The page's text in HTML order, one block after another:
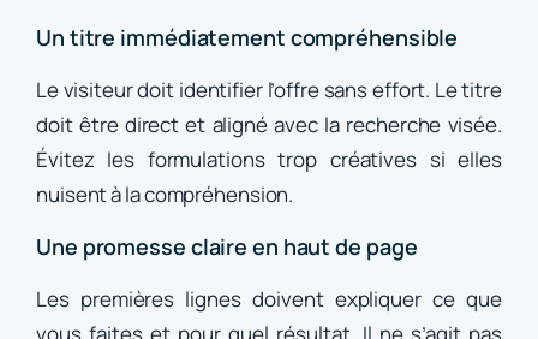
Un titre immédiatement compréhensible
Le visiteur doit identifier l’offre sans effort. Le titre
doit être direct et aligné avec la recherche visée.
Évitez les formulations trop créatives si elles
nuisent à la compréhension.
Une promesse claire en haut de page
Les premières lignes doivent expliquer ce que